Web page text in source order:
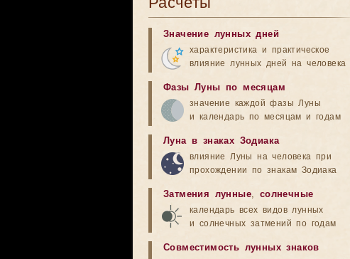
Значение лунных дней
характеристика и практическое
влияние лунных дней на человека
Фазы Луны по месяцам
значение каждой фазы Луны
и календарь по месяцам и годам
Луна в знаках Зодиака
влияние Луны на человека при
прохождении по знакам Зодиака
Затмения лунные, солнечные
календарь всех видов лунных
и солнечных затмений по годам
Совместимость лунных знаков